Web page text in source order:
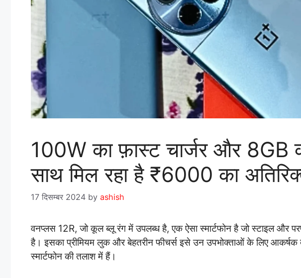
100W का फ़ास्ट चार्जर और 8GB
साथ मिल रहा है ₹6000 का
17 दिसम्बर 2024 by ashish
वनप्लस 12R, जो कूल ब्लू रंग में उपलब्ध है, एक ऐसा स्मार्टफोन है जो स्टाइल और
है। इसका प्रीमियम लुक और बेहतरीन फीचर्स इसे उन उपभोक्ताओं के लिए
स्मार्टफोन की तलाश में हैं।